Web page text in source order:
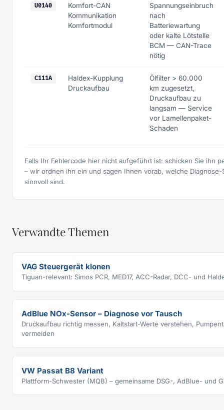
U0140
Komfort-CAN
Kommunikation
Komfortmodul
Spannungseinbruch
nach
Batteriewartung
oder kalte Lötstelle
BCM — CAN-Trace
nötig
C111A
Haldex-Kupplung
Druckaufbau
Ölfilter > 60.000
km zugesetzt,
Druckaufbau zu
langsam — Service
vor Lamellenpaket-
Schaden
Falls Ihr Fehlercode hier nicht aufgeführt ist: schicken Sie ihn
– wir ordnen ihn ein und sagen Ihnen vorab, welche Diagnose-
sinnvoll sind.
Verwandte Themen
VAG Steuergerät klonen
Tiguan-relevant: Simos PCR, MED17, ACC-Radar, DCC- und
AdBlue NOx-Sensor – Diagnose vor Tausch
Druckaufbau richtig messen, Kaltstart-Werte verstehen,
vermeiden
VW Passat B8 Variant
Plattform-Schwester (MQB) – gemeinsame DSG-, AdBlue- und